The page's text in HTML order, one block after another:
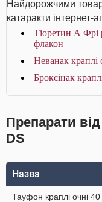
Найдорожчими
катаракти інтернет-
Тіоретин А Фрі
флакон
Неванак
Броксінак
Препарати від
DS
Назва
Тауфон краплі очні